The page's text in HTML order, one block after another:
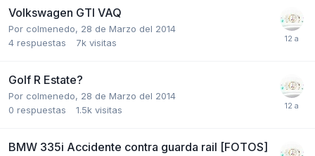
Volkswagen GTI VAQ
Por colmenedo, 28 de Marzo del 2014
4 respuestas 7k visitas
Golf R Estate?
Por colmenedo, 28 de Marzo del 2014
0 respuestas 1.5k visitas
BMW 335i Accidente contra guarda rail [FOTOS]